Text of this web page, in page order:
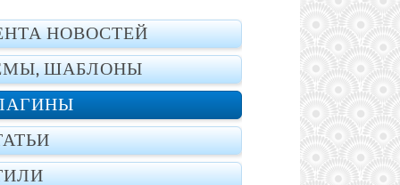
НОВОСТЕЙ
ШАБЛОНЫ